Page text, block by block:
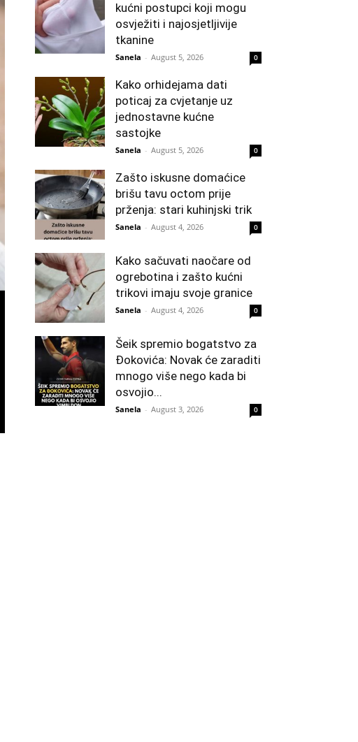
kućni postupci koji mogu
osvježiti i najosjetljivije
tkanine
Sanela - August 5, 2026 0
Kako orhidejama dati
poticaj za cvjetanje uz
jednostavne kućne
sastojke
Sanela - August 5, 2026 0
Zašto iskusne domaćice
brišu tavu octom prije
prženja: stari kuhinjski trik
Sanela - August 4, 2026 0
Kako sačuvati naočare od
ogrebotina i zašto kućni
trikovi imaju svoje granice
Sanela - August 4, 2026 0
Šeik spremio bogatstvo za
Đokovića: Novak će zaraditi
mnogo više nego kada bi
osvojio...
Sanela - August 3, 2026 0